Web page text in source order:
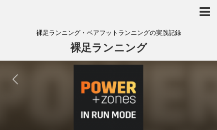
裸足ランニング・ベアフットランニングの実践記録
裸足ランニング